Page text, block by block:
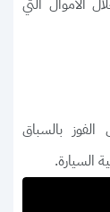
بالسباق
السيارة.